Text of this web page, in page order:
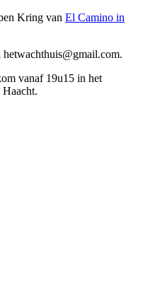
Kring van El Camino in
vanaf 19u15 in het